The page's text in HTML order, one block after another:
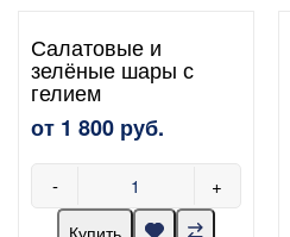
Салатовые и
зелёные шары с
гелием
от 1 800 руб.
- +
Купить